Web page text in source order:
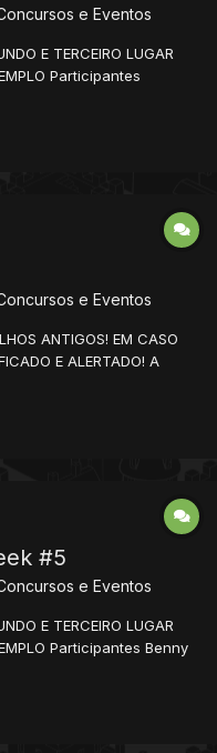
e Eventos
E TERCEIRO LUGAR
Participantes
e Eventos
ANTIGOS! EM CASO
E ALERTADO! A
NOS PRIMEIROS 10
RESPOSTAR NO
#5
e Eventos
E TERCEIRO LUGAR
Participantes Benny
Se...